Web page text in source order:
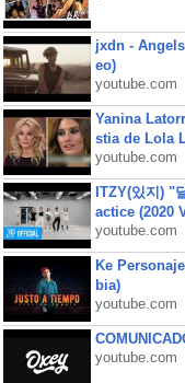
jxdn -
eo)
youtube.com
Yanina
stia de Lola
youtube.com
ITZY(있지) "
actice (2020
youtube.com
Ke
bia)
youtube.com
youtube.com